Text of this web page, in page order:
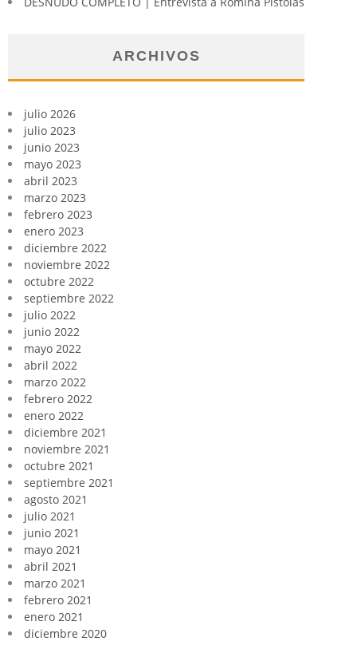
ARCHIVOS
julio 2026
julio 2023
junio 2023
mayo 2023
abril 2023
marzo 2023
febrero 2023
enero 2023
diciembre 2022
noviembre 2022
octubre 2022
septiembre 2022
julio 2022
junio 2022
mayo 2022
abril 2022
marzo 2022
febrero 2022
enero 2022
diciembre 2021
noviembre 2021
octubre 2021
septiembre 2021
agosto 2021
julio 2021
junio 2021
mayo 2021
abril 2021
marzo 2021
febrero 2021
enero 2021
diciembre 2020